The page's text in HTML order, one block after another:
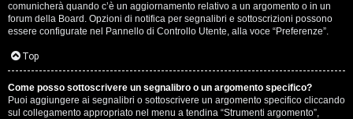
comunicherà quando c’è un aggiornamento relativo a un argomento o in un
forum della Board. Opzioni di notifica per segnalibri e sottoscrizioni possono
essere configurate nel Pannello di Controllo Utente, alla voce “Preferenze”.
Top
Come posso sottoscrivere un segnalibro o un argomento specifico?
Puoi aggiungere ai segnalibri o sottoscrivere un argomento specifico cliccando
sul collegamento appropriato nel menu a tendina “Strumenti argomento”,